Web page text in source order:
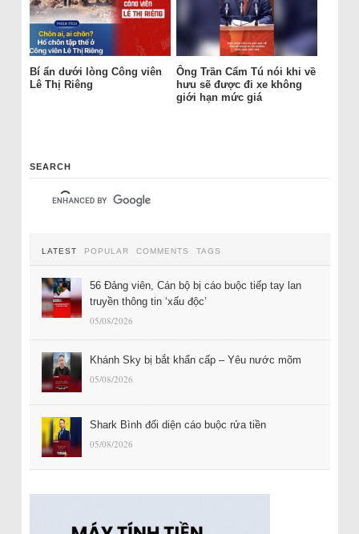
Bí ẩn dưới lòng Công viên
Lê Thị Riêng
Ông Trần Cẩm Tú nói khi về
hưu sẽ được đi xe không
giới hạn mức giá
SEARCH
LATEST POPULAR COMMENTS TAGS
56 Đảng viên, Cán bộ bị cáo buộc tiếp tay lan
truyền thông tin ‘xấu độc’
05/08/2026
Khánh Sky bị bắt khẩn cấp – Yêu nước mõm
05/08/2026
Shark Bình đối diện cáo buộc rửa tiền
05/08/2026